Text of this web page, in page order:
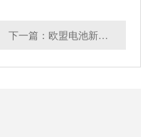
下一篇：欧盟电池新法达成临时协议